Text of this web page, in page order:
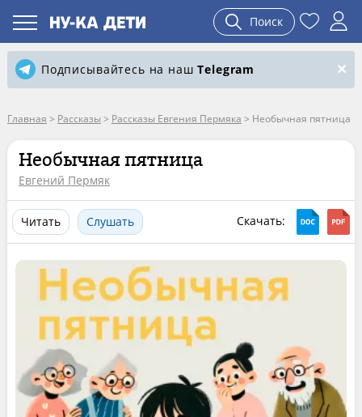
Поиск
Подписывайтесь на нашTelegram
Главная > Рассказы > Рассказы Евгения Пермяка > Необычная пятница
Необычная пятница
Евгений Пермяк
Читать Слушать Скачать: